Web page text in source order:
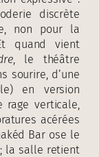
discrète
non pour la
quand vient
, le théâtre
sourire, d’une
en version
rage verticale,
acérées
Bar ose le
la salle retient